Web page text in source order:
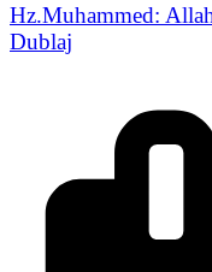
Hz.Muhammed:
Dublaj